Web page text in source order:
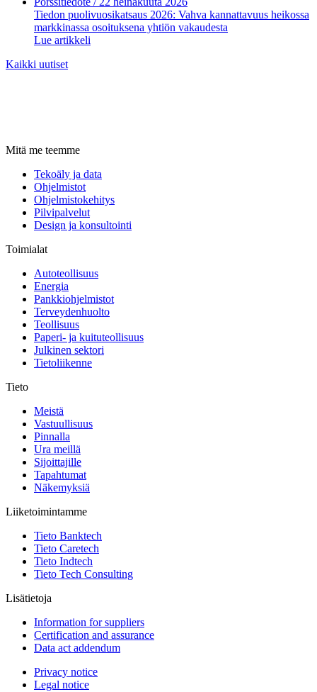
Tiedon puolivuosikatsaus 2026: Vahva kannattavuus heikossa
markkinassa osoituksena yhtiön vakaudesta
Lue artikkeli
Kaikki uutiset
Mitä me teemme
Tekoäly ja data
Ohjelmistot
Ohjelmistokehitys
Pilvipalvelut
Design ja konsultointi
Toimialat
Autoteollisuus
Energia
Pankkiohjelmistot
Terveydenhuolto
Teollisuus
Paperi- ja kuituteollisuus
Julkinen sektori
Tietoliikenne
Tieto
Meistä
Vastuullisuus
Pinnalla
Ura meillä
Sijoittajille
Tapahtumat
Näkemyksiä
Liiketoimintamme
Tieto Banktech
Tieto Caretech
Tieto Indtech
Tieto Tech Consulting
Lisätietoja
Information for suppliers
Certification and assurance
Data act addendum
Privacy notice
Legal notice